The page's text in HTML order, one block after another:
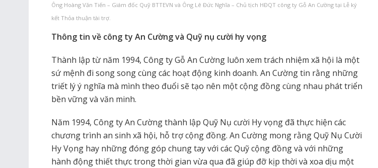
Ông Hoàng Văn Tiến – Giám đốc Quỹ BTTEVN và Ông Lê Đức Nghĩa – Chủ tịch HĐQT công ty Gỗ An Cường tại Lễ ký
kết Thỏa thuận tài trợ.
Thông tin về công ty An Cường và Quỹ nụ cười hy vọng
Thành lập từ năm 1994, Công ty Gỗ An Cường luôn xem trách nhiệm xã hội là một
sứ mệnh đi song song cùng các hoạt động kinh doanh. An Cường tin rằng những
triết lý ý nghĩa mà mình theo đuổi sẽ tạo nên một cộng đồng cùng nhau phát triển
bền vững và văn minh.
Năm 1994, Công ty An Cường thành lập Quỹ Nụ cười Hy vọng đã thực hiện các
chương trình an sinh xã hội, hỗ trợ cộng đồng. An Cường mong rằng Quỹ Nụ Cười
Hy Vọng hay những đóng góp chung tay với các Quỹ cộng đồng và với những
hành động thiết thực trong thời gian vừa qua đã giúp đỡ kịp thời và xoa dịu một